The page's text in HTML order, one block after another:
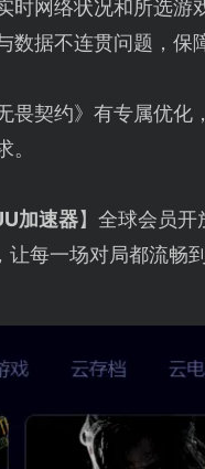
时网络状况和所选游
数据不连贯问题，保
畏契约》有专属优化
加速器】全球会员
每一场对局都流畅到